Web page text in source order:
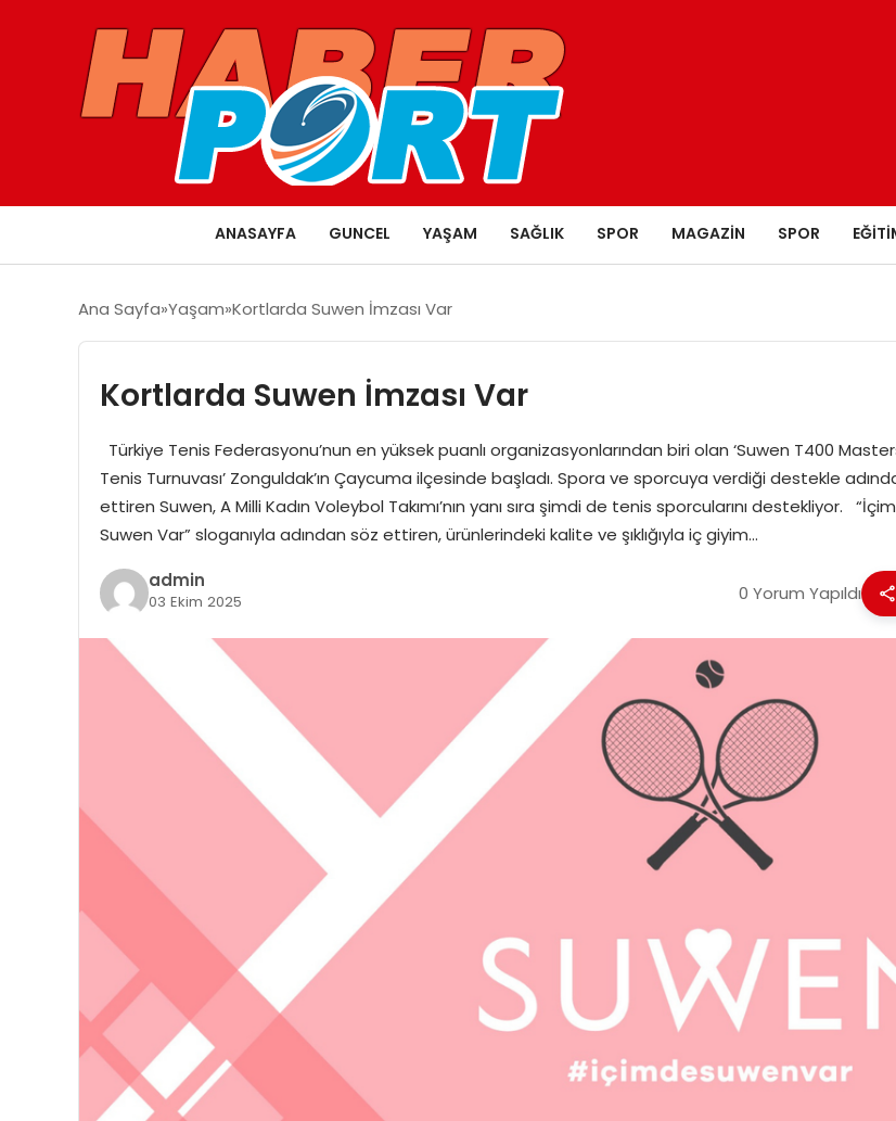
ANASAYFA GUNCEL YAŞAM SAĞLIK SPOR MAGAZIN SPOR
Ana Sayfa Yaşam Kortlarda Suwen İmzası Var
Kortlarda Suwen İmzası Var
Türkiye Tenis Federasyonu’nun en yüksek puanlı organizasyonlarından biri olan ‘Suwen T400
Tenis Turnuvası’ Zonguldak’ın Çaycuma ilçesinde başladı. Spora ve sporcuya verdiği destekle
ettiren Suwen, A Milli Kadın Voleybol Takımı’nın yanı sıra şimdi de tenis sporcularını destekliyor.
Suwen Var” sloganıyla adından söz ettiren, ürünlerindeki kalite ve şıklığıyla iç giyim…
admin
03 Ekim 2025 0 Yorum Yapıldı